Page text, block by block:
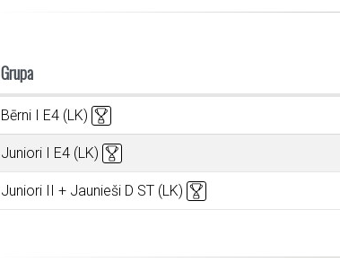
Grupa
Bērni I E4 (LK)
Juniori I E4 (LK)
Juniori II + Jaunieši D ST (LK)